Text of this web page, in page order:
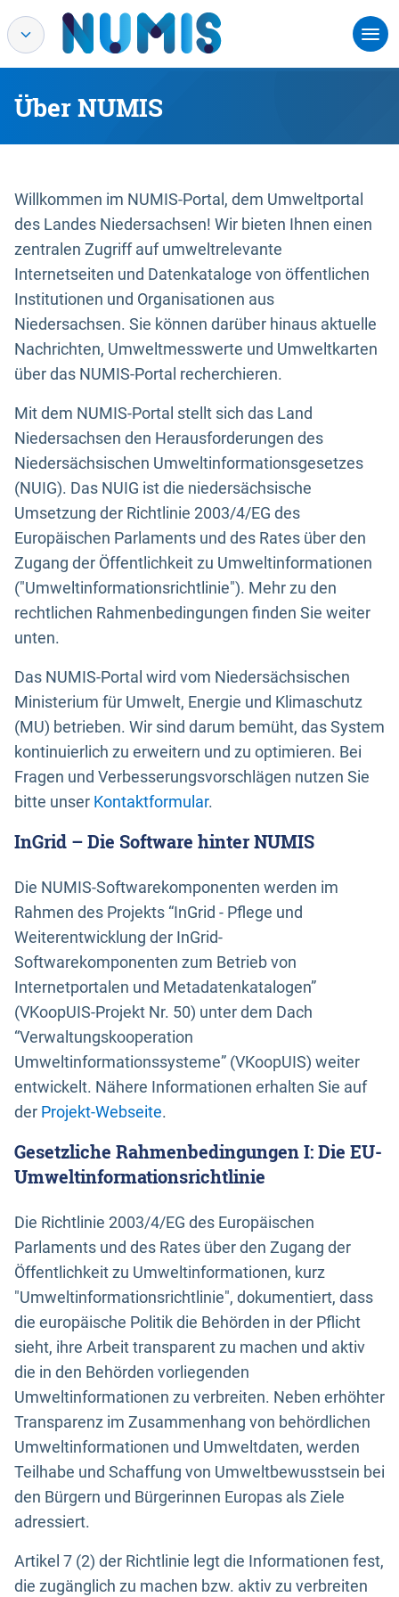
Über NUMIS
Willkommen im NUMIS-Portal, dem Umweltportal
des Landes Niedersachsen! Wir bieten Ihnen einen
zentralen Zugriff auf umweltrelevante
Internetseiten und Datenkataloge von öffentlichen
Institutionen und Organisationen aus
Niedersachsen. Sie können darüber hinaus aktuelle
Nachrichten, Umweltmesswerte und Umweltkarten
über das NUMIS-Portal recherchieren.
Mit dem NUMIS-Portal stellt sich das Land
Niedersachsen den Herausforderungen des
Niedersächsischen Umweltinformationsgesetzes
(NUIG). Das NUIG ist die niedersächsische
Umsetzung der Richtlinie 2003/4/EG des
Europäischen Parlaments und des Rates über den
Zugang der Öffentlichkeit zu Umweltinformationen
("Umweltinformationsrichtlinie"). Mehr zu den
rechtlichen Rahmenbedingungen finden Sie weiter
unten.
Das NUMIS-Portal wird vom Niedersächsischen
Ministerium für Umwelt, Energie und Klimaschutz
(MU) betrieben. Wir sind darum bemüht, das System
kontinuierlich zu erweitern und zu optimieren. Bei
Fragen und Verbesserungsvorschlägen nutzen Sie
bitte unser Kontaktformular.
InGrid – Die Software hinter NUMIS
Die NUMIS-Softwarekomponenten werden im
Rahmen des Projekts “InGrid - Pflege und
Weiterentwicklung der InGrid-
Softwarekomponenten zum Betrieb von
Internetportalen und Metadatenkatalogen”
(VKoopUIS-Projekt Nr. 50) unter dem Dach
“Verwaltungskooperation
Umweltinformationssysteme” (VKoopUIS) weiter
entwickelt. Nähere Informationen erhalten Sie auf
der Projekt-Webseite.
Gesetzliche Rahmenbedingungen I: Die EU-
Umweltinformationsrichtlinie
Die Richtlinie 2003/4/EG des Europäischen
Parlaments und des Rates über den Zugang der
Öffentlichkeit zu Umweltinformationen, kurz
"Umweltinformationsrichtlinie", dokumentiert, dass
die europäische Politik die Behörden in der Pflicht
sieht, ihre Arbeit transparent zu machen und aktiv
die in den Behörden vorliegenden
Umweltinformationen zu verbreiten. Neben erhöhter
Transparenz im Zusammenhang von behördlichen
Umweltinformationen und Umweltdaten, werden
Teilhabe und Schaffung von Umweltbewusstsein bei
den Bürgern und Bürgerinnen Europas als Ziele
adressiert.
Artikel 7 (2) der Richtlinie legt die Informationen fest,
die zugänglich zu machen bzw. aktiv zu verbreiten